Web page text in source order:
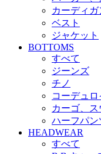
カーディ
ベスト
ジャケット
BOTTOMS
すべて
ジーンズ
チノ
コーデュ
カーゴ、
ハーフパン
HEADWEAR
すべて